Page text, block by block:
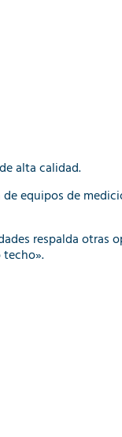
alta calidad.
equipos de
respalda otras